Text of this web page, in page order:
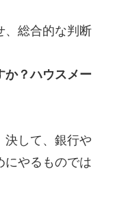
、総合的な判断
か？ハウスメー
決して、銀行や
にやるものでは